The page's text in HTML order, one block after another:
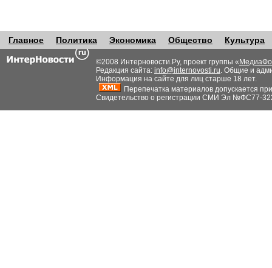
Главное Политика Экономика Общество Культура
©2008 Интерновости.Ру, проект группы «
Редакция сайта: info@internovosti.ru. Общие и
Информация на сайте для лиц старше 18 лет.
Перепечатка материалов допускается
Свидетельство о регистрации СМИ Эл №ФС77-